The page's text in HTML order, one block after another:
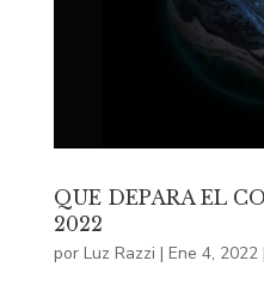
QUE DEPARA EL
2022
por Luz Razzi | Ene 4, 2022|